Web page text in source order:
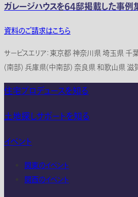
ガレージハウスを64邸掲載した事例
資料のご請求はこちら
サービスエリア：東京都 神奈川県 埼玉県
(南部) 兵庫県(中南部) 奈良県 和歌山県 滋
住宅プロデュースを知る
土地探しサポートを知る
イベント
関東のイベント
関西のイベント